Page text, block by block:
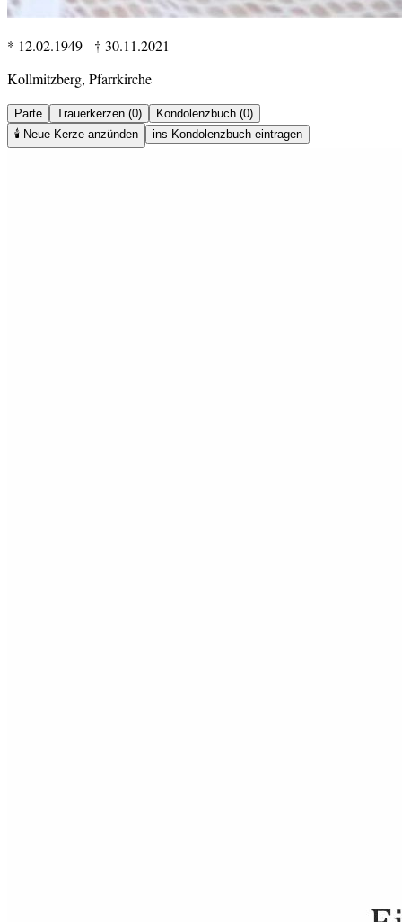
* 12.02.1949- † 30.11.2021
Kollmitzberg, Pfarrkirche
Parte Trauerkerzen (0)
Kondolenzbuch (0)
🕯️ Neue Kerze anzünden ins Kondolenzbuch eintragen